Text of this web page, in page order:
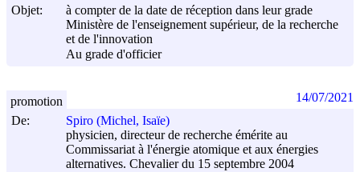
Objet:
à compter de la date de réception dans leur grade
Ministère de l'enseignement supérieur, de la recherche
et de l'innovation
Au grade d'officier
De:
Spiro (Michel, Isaïe)
physicien, directeur de recherche émérite au
Commissariat à l'énergie atomique et aux énergies
alternatives. Chevalier du 15 septembre 2004
promotion 14/07/2021